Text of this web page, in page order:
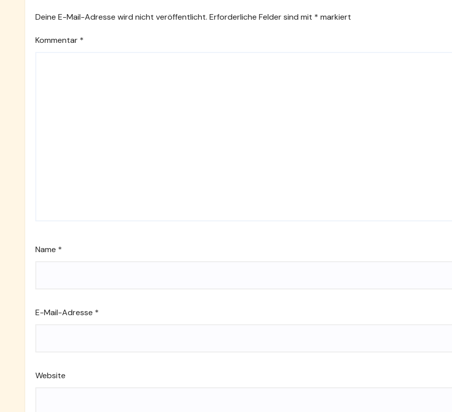
Deine E-Mail-Adresse wird nicht veröffentlicht. Erforderliche Felder sind mit * markiert
Kommentar *
Name *
E-Mail-Adresse *
Website